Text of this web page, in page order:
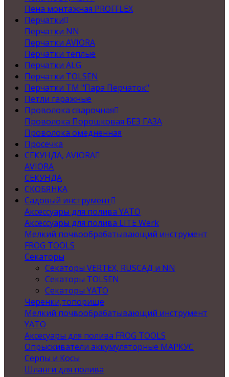
Пена монтажная PROFFLEX
Перчатки
Перчатки NN
Перчатки AVIORA
Перчатки теплые
Перчатки ALG
Перчатки TOLSEN
Перчатки ТМ "Пара Перчаток"
Петли гаражные
Проволока сварочная
Проволока Порошковая БЕЗ ГАЗА
Проволока омедненная
Просечка
СЕКУНДА, AVIORA
AVIORA
СЕКУНДА
СКОБЯНКА
Садовый инструмент
Аксессуары для полива YATO
Аксессуары для полива LITE Werk
Мелкий почвообрабатывающий инструмент
FROG TOOLS
Секаторы
Секаторы VERTEX, RUSСАД и NN
Секаторы TOLSEN
Секаторы YATO
Черенки,топорище
Мелкий почвообрабатывающий инструмент
YATO
Аксесуары для полива FROG TOOLS
Опрыскиватели аккумуляторные МАРКУС
Серпы и Косы
Шланги для полива